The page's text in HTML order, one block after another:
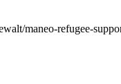
maneo-refugee-